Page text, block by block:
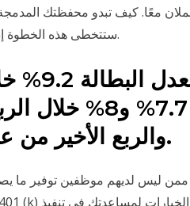
ستتخطى هذه الخطوة إذا كان لديك حساب استثماري واحد فقط.
في حين
والربع الأخير من عام 2019، على الترتيب.